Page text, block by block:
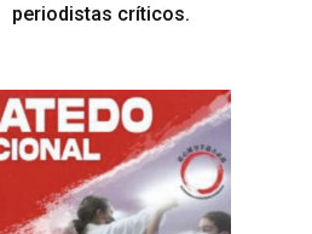
periodistas críticos.